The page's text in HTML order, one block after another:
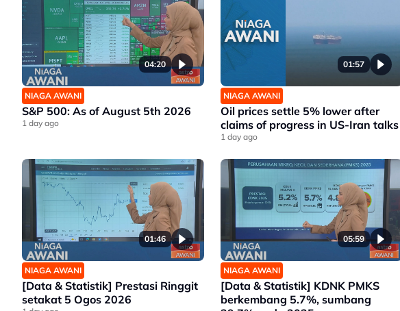
04:20
NIAGA AWANI
S&P 500: As of August 5th 2026
1 day ago
01:57
NIAGA AWANI
Oil prices settle 5% lower after
claims of progress in US-Iran talks
1 day ago
01:46
NIAGA AWANI
[Data & Statistik] Prestasi Ringgit
setakat 5 Ogos 2026
05:59
NIAGA AWANI
[Data & Statistik] KDNK PMKS
berkembang 5.7%, sumbang